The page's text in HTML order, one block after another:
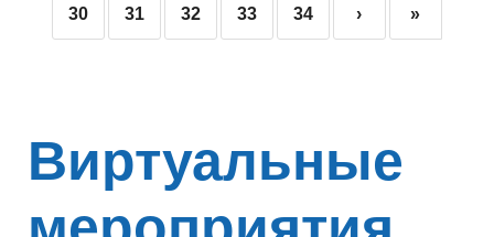
30 31 32 33 34 › »
Виртуальные